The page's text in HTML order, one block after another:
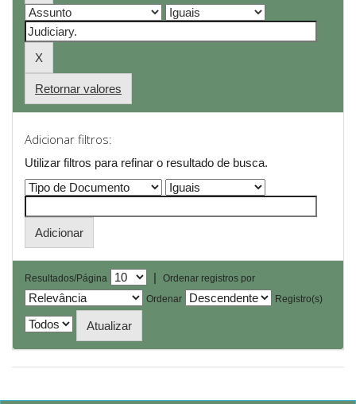
Retornar valores
Adicionar filtros:
Utilizar filtros para refinar o resultado de busca.
Resultados/Página |
Ordenar registros por
Ordenar
Registro(s)